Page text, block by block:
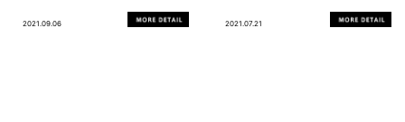
2021.09.06 2021.07.21